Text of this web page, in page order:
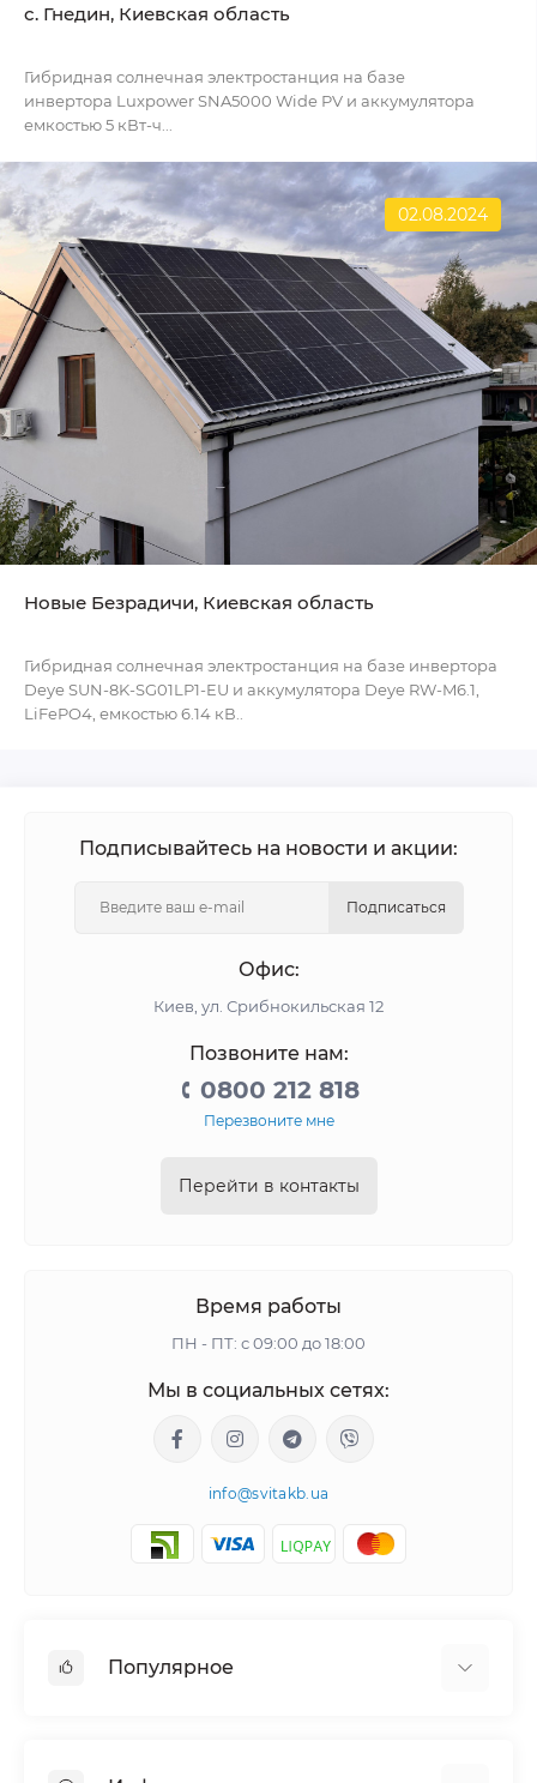
с. Гнедин, Киевская область
Гибридная солнечная электростанция на базе
инвертора Luxpower SNA5000 Wide PV и аккумулятора
емкостью 5 кВт-ч...
02.08.2024
Новые Безрадичи, Киевская область
Гибридная солнечная электростанция на базе инвертора
Deye SUN-8K-SG01LP1-EU и аккумулятора Deye RW-M6.1,
LiFePO4, емкостью 6.14 кВ..
Подписывайтесь на новости и акции:
Подписаться
Офис:
Киев, ул. Срибнокильская 12
Позвоните нам:
0800 212 818
Перезвоните мне
Перейти в контакты
Время работы
ПН - ПТ: с 09:00 до 18:00
Мы в социальных сетях:
info@svitakb.ua
Популярное